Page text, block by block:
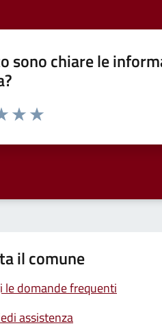
sono chiare le
5 stelle la pagina
il comune
le domande frequenti
assistenza